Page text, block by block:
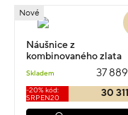
Nové
Náušnice z
kombinovaného zlata
kruhy 2.00cm 4.20g s
diamantem 0.590ct
Skladem 37
-20% kód:
SRPEN20
30